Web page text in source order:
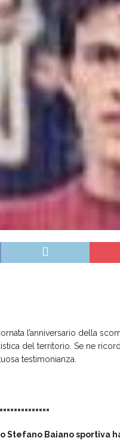
l’anniversario della
del territorio. Se ne
testimonianza.
Stefano Baiano sportiva